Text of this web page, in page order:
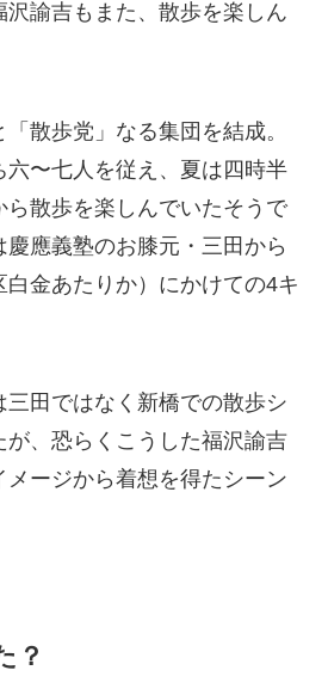
沢諭吉もまた、散歩を楽しん
散歩党」なる集団を結成。
六〜七人を従え、夏は四時半
ら散歩を楽しんでいたそうで
應義塾のお膝元・三田から
金あたりか）にかけての4キ
三田ではなく新橋での散歩シ
が、恐らくこうした福沢諭吉
ージから着想を得たシーン
？